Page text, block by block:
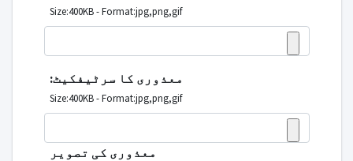
Size:400KB - Format:jpg,png,gif
معذوری کا سرٹیفکیٹ:
Size:400KB - Format:jpg,png,gif
معذوری کی تصویر